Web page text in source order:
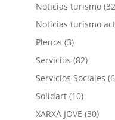
Noticias turismo
Noticias turismo
Plenos (3)
Servicios (82)
Servicios Sociales
Solidart(10)
XARXA JOVE (30)